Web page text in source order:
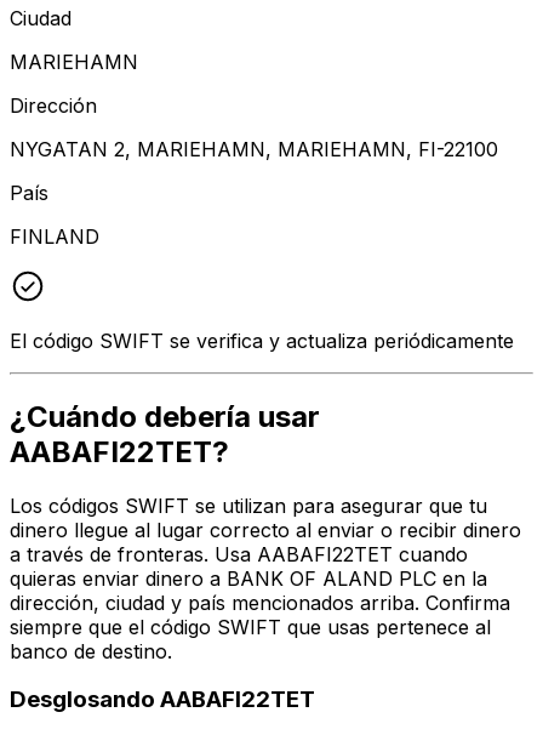
Ciudad
MARIEHAMN
Dirección
NYGATAN 2, MARIEHAMN, MARIEHAMN, FI-22100
País
FINLAND
El código SWIFT se verifica y actualiza periódicamente
¿Cuándo debería usar
AABAFI22TET?
Los códigos SWIFT se utilizan para asegurar que tu
dinero llegue al lugar correcto al enviar o recibir dinero
a través de fronteras. Usa AABAFI22TET cuando
quieras enviar dinero a BANK OF ALAND PLC en la
dirección, ciudad y país mencionados arriba. Confirma
siempre que el código SWIFT que usas pertenece al
banco de destino.
Desglosando AABAFI22TET